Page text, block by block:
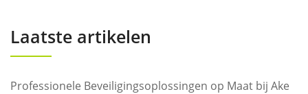
Laatste artikelen
Professionele Beveiligingsoplossingen op Maat bij Ake